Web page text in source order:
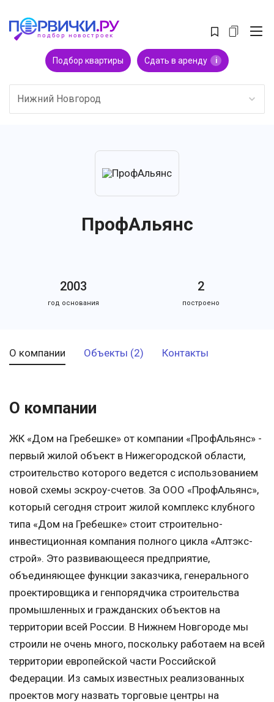
Подбор квартиры Сдать в аренду i
Нижний Новгород
ПрофАльянс
2003
год основания
2
построено
О компании Объекты (2) Контакты
О компании
ЖК «Дом на Гребешке» от компании «ПрофАльянс» -
первый жилой объект в Нижегородской области,
строительство которого ведется с использованием
новой схемы эскроу-счетов. За ООО «ПрофАльянс»,
который сегодня строит жилой комплекс клубного
типа «Дом на Гребешке» стоит строительно-
инвестиционная компания полного цикла «Алтэкс-
строй». Это развивающееся предприятие,
объединяющее функции заказчика, генерального
проектировщика и генпорядчика строительства
промышленных и гражданских объектов на
территории всей России. В Нижнем Новгороде мы
строили не очень много, поскольку работаем на всей
территории европейской части Российской
Федерации. Из самых известных реализованных
проектов могу назвать торговые центры на